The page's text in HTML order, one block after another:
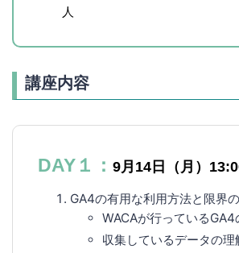
人
講座内容
DAY１： 9月14日（月）
GA4の有用な利用方法と限界
WACAが行っているGA4
収集しているデータの理